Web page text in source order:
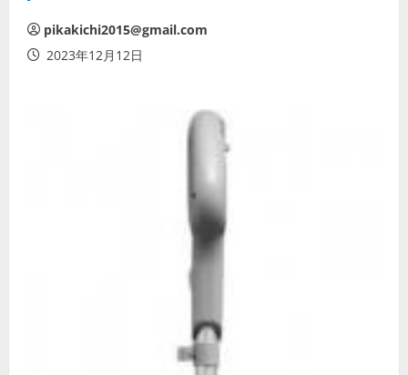
pikakichi2015@gmail.com
2023年12月12日